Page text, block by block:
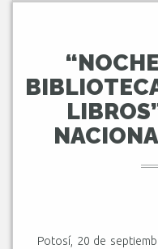
Potosí, 20 de